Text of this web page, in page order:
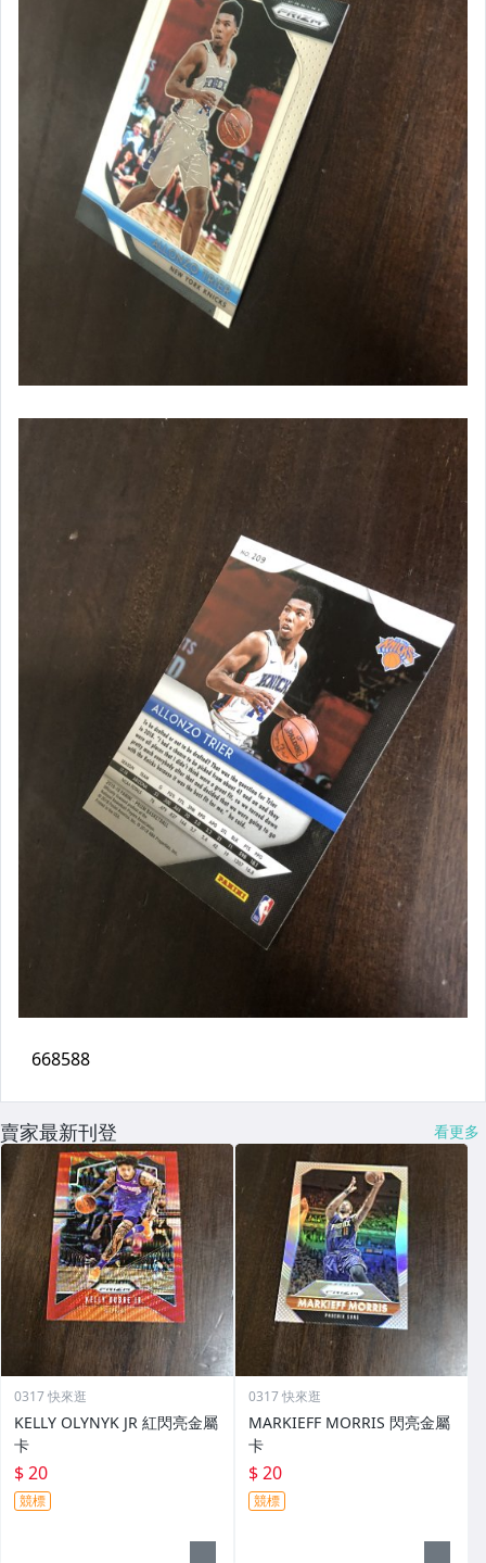
賣家最新刊登 看更多
0317 快來逛
KELLY OLYNYK JR 紅閃亮金屬
卡
$ 20
競標
0317 快來逛
MARKIEFF MORRIS 閃亮金屬
卡
$ 20
競標